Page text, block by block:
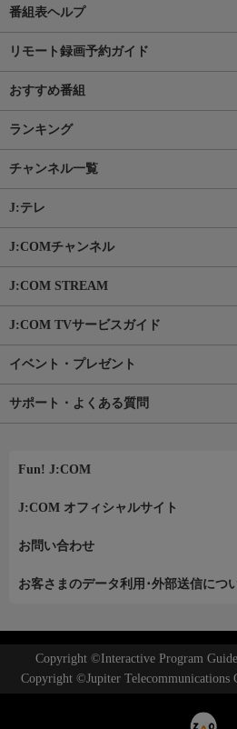
番組表ヘルプ
リモート録画予約ガイド
おすすめ番組
ランキング
チャンネル一覧
J:テレ
J:COMチャンネル
J:COM STREAM
J:COM TVサービスガイド
イベント・プレゼント
サポート・よくある質問
Fun! J:COM
J:COM オフィシャルサイト
お問い合わせ
お客さまのデータ利用･外部送信につ
Copyright ©Interactive Program
Copyright ©Jupiter Telecommunications